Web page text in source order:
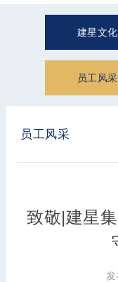
建星文化
员工风采
员工风采
致敬|建星